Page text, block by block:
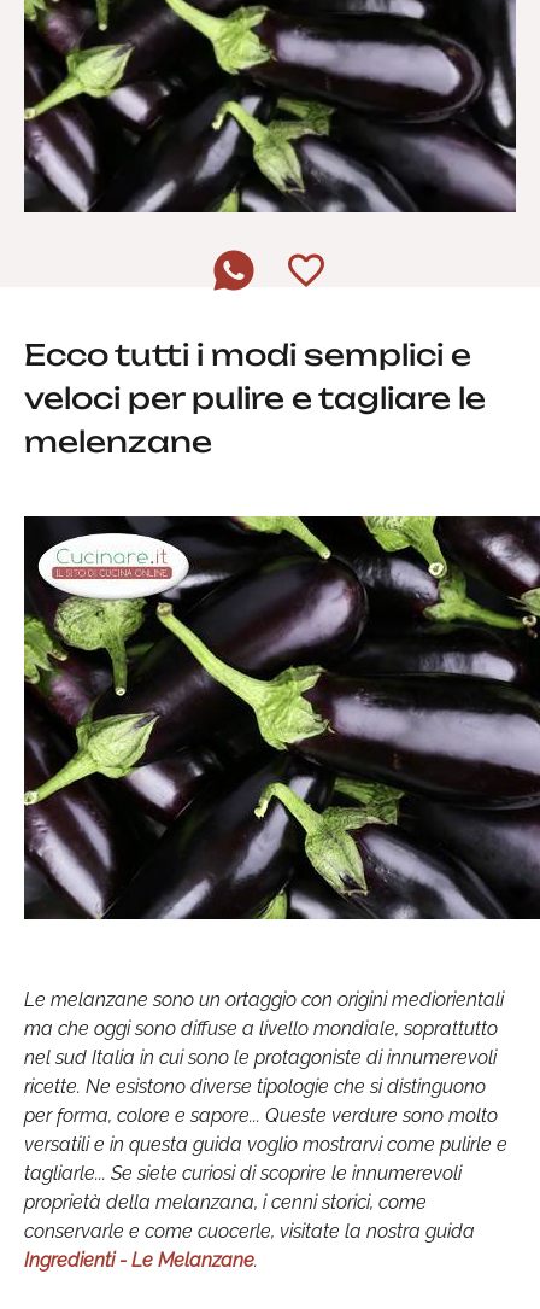
Ecco tutti i modi semplici e
veloci per pulire e tagliare le
melenzane
Le melanzane sono un ortaggio con origini mediorientali
ma che oggi sono diffuse a livello mondiale, soprattutto
nel sud Italia in cui sono le protagoniste di innumerevoli
ricette. Ne esistono diverse tipologie che si distinguono
per forma, colore e sapore... Queste verdure sono molto
versatili e in questa guida voglio mostrarvi come pulirle e
tagliarle... Se siete curiosi di scoprire le innumerevoli
proprietà della melanzana, i cenni storici, come
conservarle e come cuocerle, visitate la nostra guida
Ingredienti - Le Melanzane.